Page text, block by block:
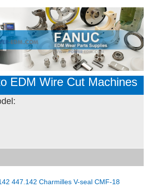
EDM Wire Cut Machines
447.142 Charmilles V-seal CMF-18